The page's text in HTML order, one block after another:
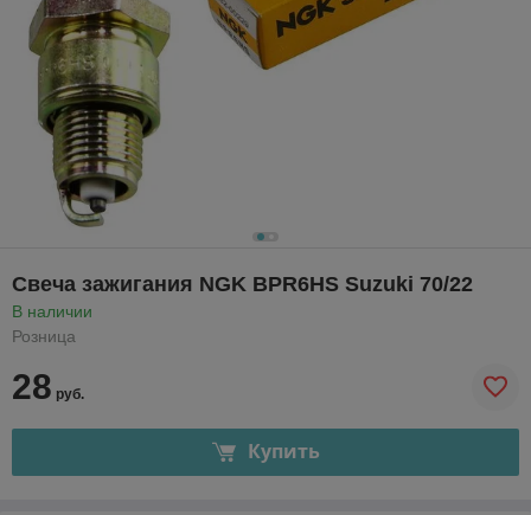
Свеча зажигания NGK BPR6HS Suzuki 70/22
В наличии
Розница
28 руб.
Купить